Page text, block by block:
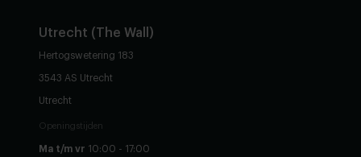
Utrecht (The Wall)
Hertogswetering 183
3543 AS Utrecht
Utrecht
Openingstijden
Ma t/m vr 10:00 - 17:00